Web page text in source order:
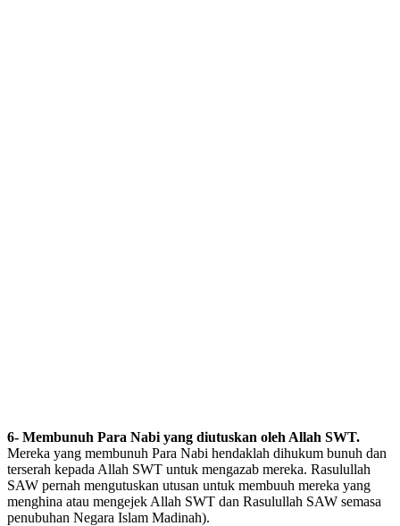
6- Membunuh Para Nabi yang diutuskan oleh Allah SWT.
Mereka yang membunuh Para Nabi hendaklah dihukum bunuh dan
terserah kepada Allah SWT untuk mengazab mereka. Rasulullah
SAW pernah mengutuskan utusan untuk membuuh mereka yang
menghina atau mengejek Allah SWT dan Rasulullah SAW semasa
penubuhan Negara Islam Madinah).